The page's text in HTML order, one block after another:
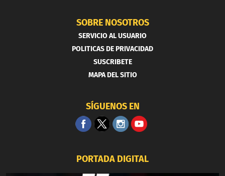
SOBRE NOSOTROS
SERVICIO AL USUARIO
POLITICAS DE PRIVACIDAD
SUSCRIBETE
MAPA DEL SITIO
SÍGUENOS EN
PORTADA DIGITAL